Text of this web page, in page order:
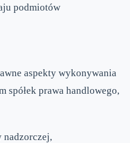
podmiotów
aspekty wykonywania
spółek prawa handlowego,
nadzorczej,